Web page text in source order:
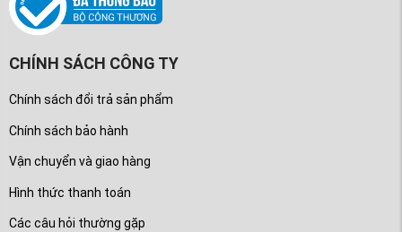
CHÍNH SÁCH CÔNG TY
Chính sách đổi trả sản phẩm
Chính sách bảo hành
Vận chuyển và giao hàng
Hình thức thanh toán
Các câu hỏi thường gặp